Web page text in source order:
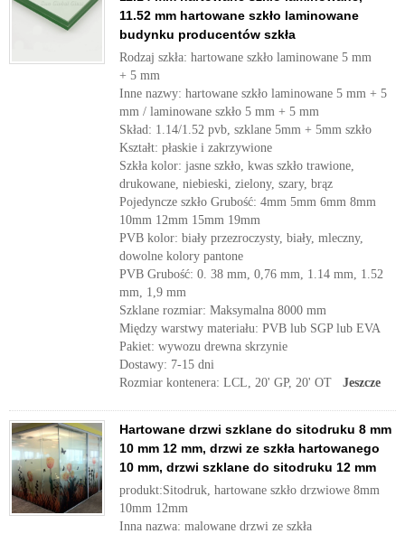
11.52 mm hartowane szkło laminowane
budynku producentów szkła
Rodzaj szkła: hartowane szkło laminowane 5 mm
+ 5 mm
Inne nazwy: hartowane szkło laminowane 5 mm + 5
mm / laminowane szkło 5 mm + 5 mm
Skład: 1.14/1.52 pvb, szklane 5mm + 5mm szkło
Kształt: płaskie i zakrzywione
Szkła kolor: jasne szkło, kwas szkło trawione,
drukowane, niebieski, zielony, szary, brąz
Pojedyncze szkło Grubość: 4mm 5mm 6mm 8mm
10mm 12mm 15mm 19mm
PVB kolor: biały przezroczysty, biały, mleczny,
dowolne kolory pantone
PVB Grubość: 0. 38 mm, 0,76 mm, 1.14 mm, 1.52
mm, 1,9 mm
Szklane rozmiar: Maksymalna 8000 mm
Między warstwy materiału: PVB lub SGP lub EVA
Pakiet: wywozu drewna skrzynie
Dostawy: 7-15 dni
Rozmiar kontenera: LCL, 20' GP, 20' OT Jeszcze
Hartowane drzwi szklane do sitodruku 8 mm
10 mm 12 mm, drzwi ze szkła hartowanego
10 mm, drzwi szklane do sitodruku 12 mm
produkt:Sitodruk, hartowane szkło drzwiowe 8mm
10mm 12mm
Inna nazwa: malowane drzwi ze szkła